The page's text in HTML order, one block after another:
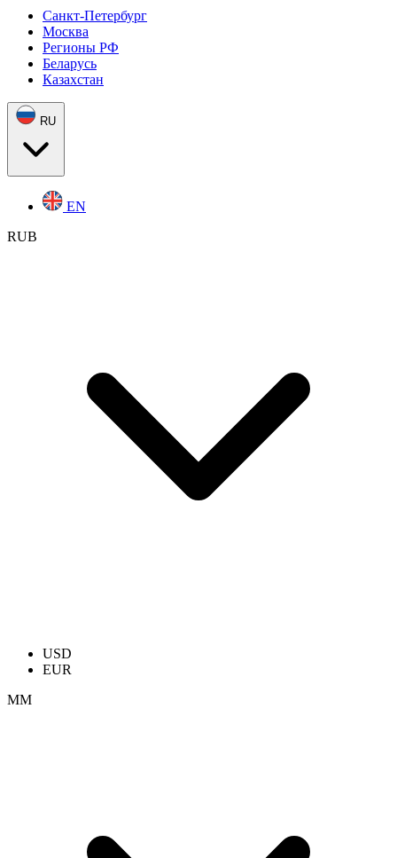
Санкт-Петербург
Москва
Регионы РФ
Беларусь
Казахстан
RU
EN
RUB
USD
EUR
ММ